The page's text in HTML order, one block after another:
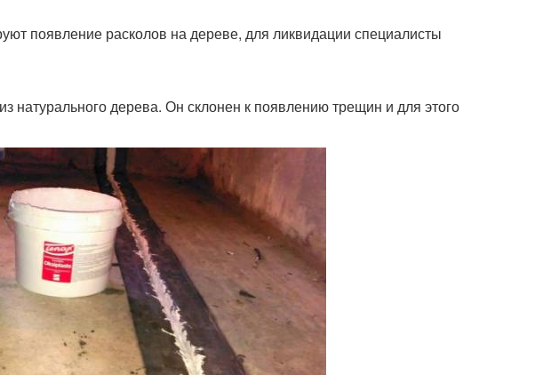
появление расколов на дереве, для ликвидации специалисты
натурального дерева. Он склонен к появлению трещин и для этого